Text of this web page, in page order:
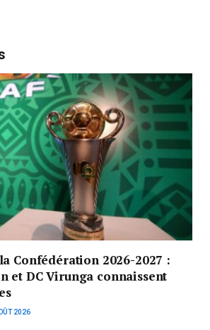
Confédération 2026-2027 :
et DC Virunga connaissent
2026